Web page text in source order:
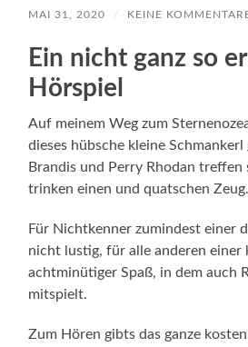
MAI 31, 2020 / KEINE
Ein nicht ganz so
Hörspiel
Auf meinem Weg zum
dieses hübsche kleine
Brandis und Perry Rhodan treffen
trinken einen und quatschen Zeug.
Für Nichtkenner zumindest einer
nicht lustig, für alle anderen einer
achtminütiger Spaß, in dem auch
mitspielt.
Zum Hören gibts das ganze